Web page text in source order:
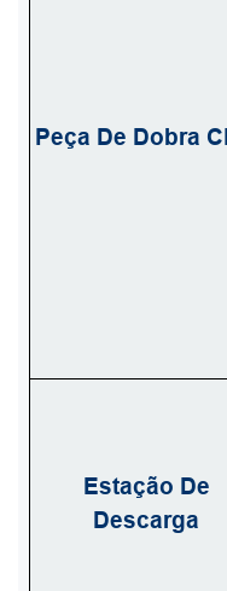
Peça De Dobra
Estação De
Descarga